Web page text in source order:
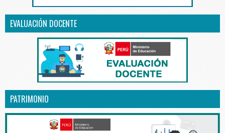
EVALUACIÓN DOCENTE
PATRIMONIO